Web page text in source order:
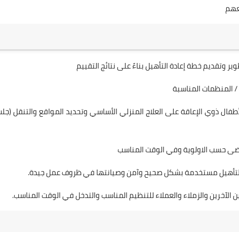
وتقديم خطة إعادة التأهيل بناءً على نتائج التقييم
/ المنظمات المناسبة
ذوي الإعاقة على العلاج المنزلي الأساسي وتحديد المواقع والتنقل
حسب الاولوية وفي الوقت المناسب
التأهيل مستخدمة بشكل صحيح وآمن وصيانتها في ظروف عمل جيدة.
والزملاء والعملاء للتنظيم المناسب والتدخل في الوقت المناسب.